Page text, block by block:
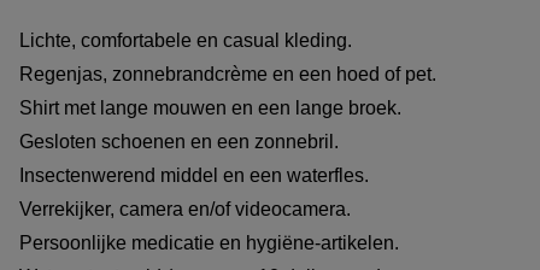
Lichte, comfortabele en casual kleding.
Regenjas, zonnebrandcrème en een hoed of pet.
Shirt met lange mouwen en een lange broek.
Gesloten schoenen en een zonnebril.
Insectenwerend middel en een waterfles.
Verrekijker, camera en/of videocamera.
Persoonlijke medicatie en hygiëne-artikelen.